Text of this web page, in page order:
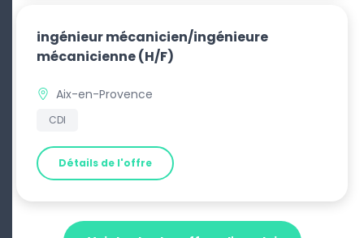
ingénieur mécanicien/ingénieure
mécanicienne(H/F)
Aix-en-Provence
CDI
Détails de l'offre